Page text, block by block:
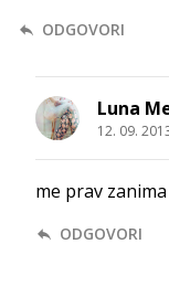
ODGOVORI
Luna
12. 09.
me prav
ODGOVORI